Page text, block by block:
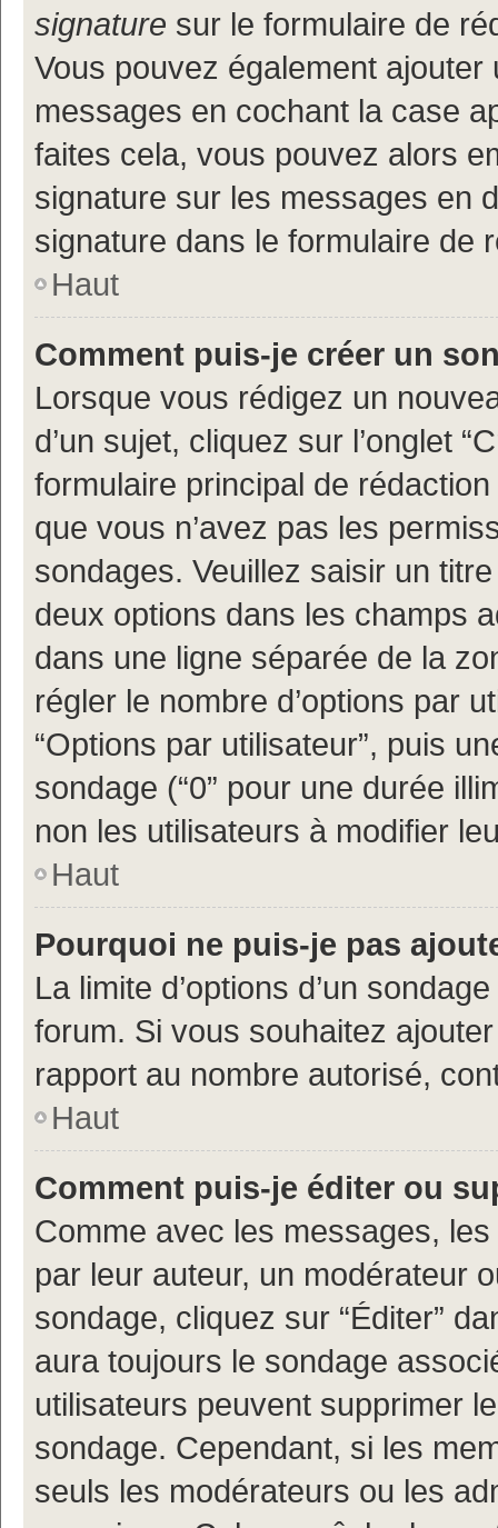
signature sur le formulaire de
Vous pouvez également
messages en cochant la case
faites cela, vous pouvez alors
signature sur les messages en
signature dans le formulaire de
Haut
Comment puis-je créer un
Lorsque vous rédigez un
d’un sujet, cliquez sur l’onglet
formulaire principal de
que vous n’avez pas les
sondages. Veuillez saisir un
deux options dans les champs
dans une ligne séparée de la
régler le nombre d’options par
“Options par utilisateur”, puis
sondage (“0” pour une durée
non les utilisateurs à modifier
Haut
Pourquoi ne puis-je pas
La limite d’options d’un
forum. Si vous souhaitez
rapport au nombre autorisé,
Haut
Comment puis-je éditer ou
Comme avec les messages,
par leur auteur, un modérateur
sondage, cliquez sur “Éditer”
aura toujours le sondage
utilisateurs peuvent supprimer
sondage. Cependant, si les
seuls les modérateurs ou les